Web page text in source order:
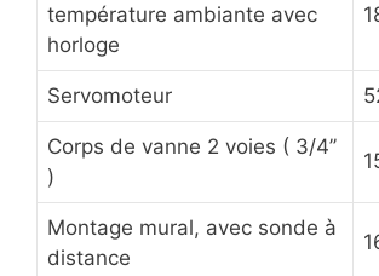
température ambiante avec
horloge
Servomoteur
Corps de vanne 2 voies ( 3/4’’
)
Montage mural, avec sonde à
distance